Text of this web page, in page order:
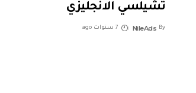
تشيلسي الانجليزي
By
NileAds 7 سنوات ago